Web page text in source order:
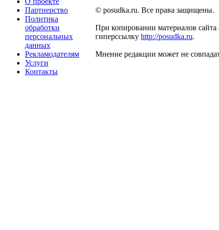
Партнерство
Политика
обработки
персональных
данных
Рекламодателям
Услуги
Контакты
© posudka.ru. Все права защищены.
При копировании материалов сайта
гиперссылку http://posudka.ru.
Мнение редакции может не